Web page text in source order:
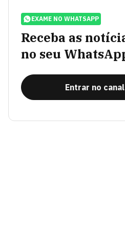
EXAME NO WHATSAPP
Receba as
no seu
Entrar no